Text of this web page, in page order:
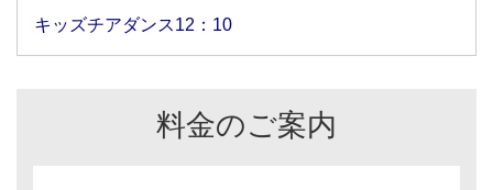
キッズチアダンス12：10
料金のご案内